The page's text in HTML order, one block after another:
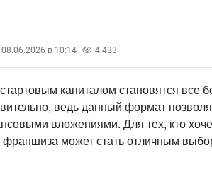
08.06.2026 в 10:14 4 483
капиталом становятся все
ведь данный формат
вложениями. Для тех, кто
франшиза может стать отличным